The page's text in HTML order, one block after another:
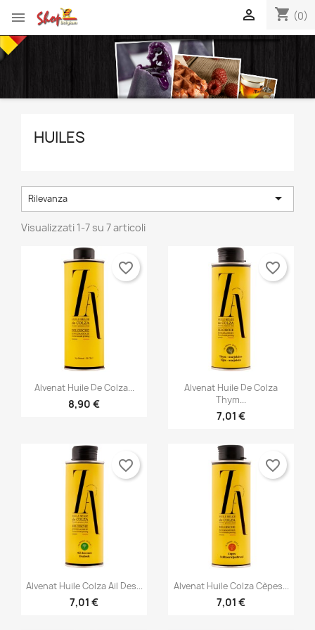
 shopping_cart (0)

HUILES
Rilevanza 
Visualizzati 1-7 su 7 articoli
 Anteprima
Alvenat Huile De Colza...
8,90 €
favorite_border
Anteprima
Alvenat Huile De Colza
Thym...
7,01 €
favorite_border
Anteprima
Alvenat Huile Colza Ail Des...
7,01 €
favorite_border
Anteprima
Alvenat Huile Colza Cèpes...
7,01 €
favorite_border